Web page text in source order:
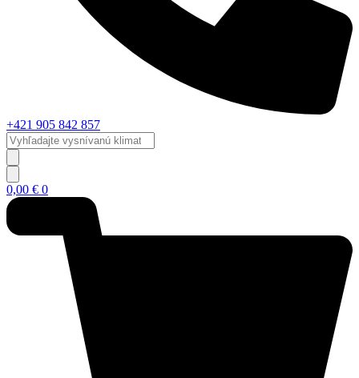
+421 905 842 857
Vyhľadajte
vysnívanú
klimatizáciu...
0,00 € 0